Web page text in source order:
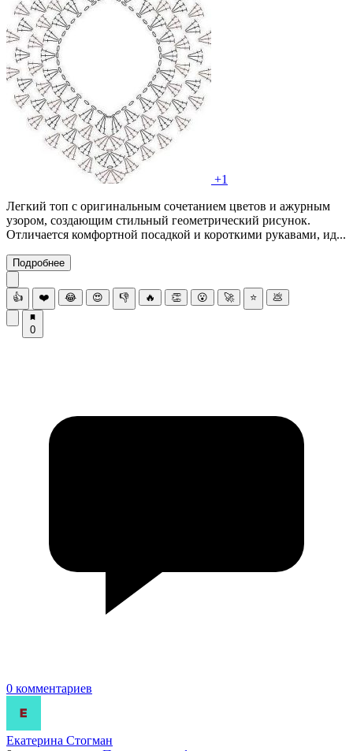
+1
Легкий топ с оригинальным сочетанием цветов и ажурным
узором, создающим стильный геометрический рисунок.
Отличается комфортной посадкой и короткими рукавами, ид...
Подробнее
👍 ❤️ 😂 😍 👎 🔥 👏 😮 🚀 ⭐ 💩
0
0 комментариев
Екатерина Стогман